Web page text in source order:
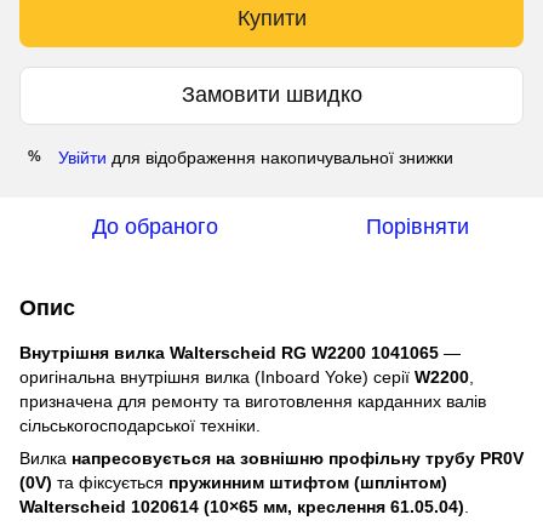
Купити
Замовити швидко
% Увійти для відображення накопичувальної знижки
До обраного Порівняти
Опис
Внутрішня вилка Walterscheid RG W2200 1041065 —
оригінальна внутрішня вилка (Inboard Yoke) серії W2200
призначена для ремонту та виготовлення карданних валів
сільськогосподарської техніки.
Вилка напресовується на зовнішню профільну трубу PR0V
(0V) та фіксується пружинним штифтом (шплінтом)
Walterscheid 1020614 (10×65 мм, креслення 61.05.04)